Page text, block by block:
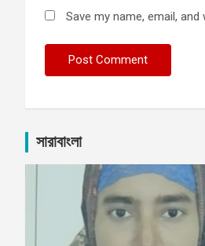
Save my name, email,
সারাবাংলা